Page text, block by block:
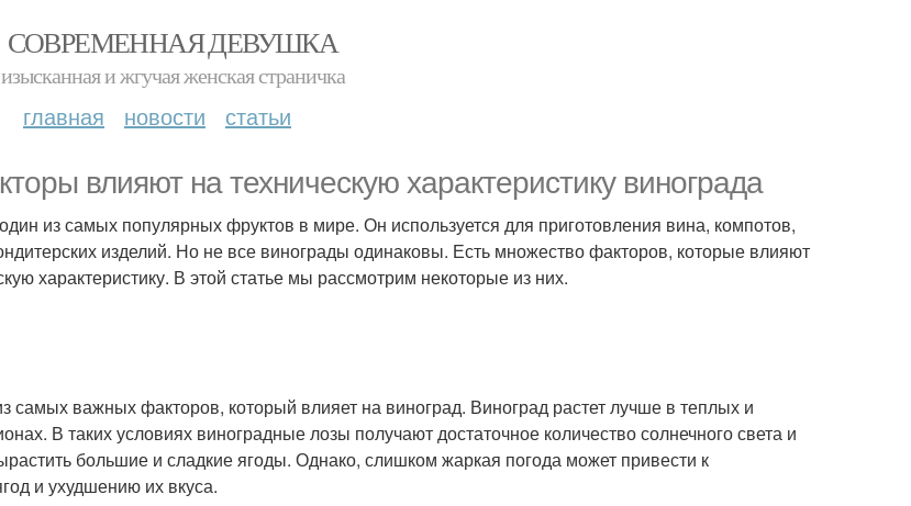
СОВРЕМЕННАЯ ДЕВУШКА
изысканная и жгучая женская страничка
главная новости статьи
влияют на техническую характеристику винограда
из самых популярных фруктов в мире. Он используется для приготовления вина, компотов,
изделий. Но не все винограды одинаковы. Есть множество факторов, которые влияют
характеристику. В этой статье мы рассмотрим некоторые из них.
самых важных факторов, который влияет на виноград. Виноград растет лучше в теплых и
В таких условиях виноградные лозы получают достаточное количество солнечного света и
большие и сладкие ягоды. Однако, слишком жаркая погода может привести к
и ухудшению их вкуса.